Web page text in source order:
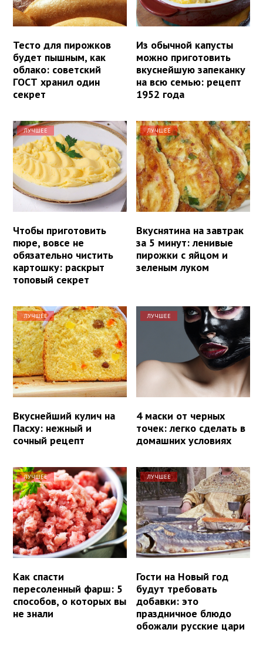
Тесто для пирожков
будет пышным, как
облако: советский
ГОСТ хранил один
секрет
Из обычной капусты
можно приготовить
вкуснейшую запеканку
на всю семью: рецепт
1952 года
ЛУЧШЕЕ
Чтобы приготовить
пюре, вовсе не
обязательно чистить
картошку: раскрыт
топовый секрет
ЛУЧШЕЕ
Вкуснятина на завтрак
за 5 минут: ленивые
пирожки с яйцом и
зеленым луком
ЛУЧШЕЕ
Вкуснейший кулич на
Пасху: нежный и
сочный рецепт
ЛУЧШЕЕ
4 маски от черных
точек: легко сделать в
домашних условиях
ЛУЧШЕЕ
Как спасти
пересоленный фарш: 5
способов, о которых вы
не знали
ЛУЧШЕЕ
Гости на Новый год
будут требовать
добавки: это
праздничное блюдо
обожали русские цари